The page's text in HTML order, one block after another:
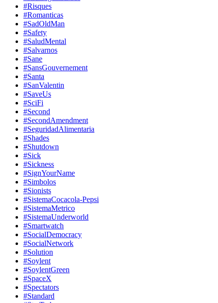
#Risques
#Romanticas
#SadOldMan
#Safety
#SaludMental
#Salvarnos
#Sane
#SansGouvernement
#Santa
#SanValentin
#SaveUs
#SciFi
#Second
#SecondAmendment
#SeguridadAlimentaria
#Shades
#Shutdown
#Sick
#Sickness
#SignYourName
#Simbolos
#Sionists
#SistemaCocacola-Pepsi
#SistemaMetrico
#SistemaUnderworld
#Smartwatch
#SocialDemocracy
#SocialNetwork
#Solution
#Soylent
#SoylentGreen
#SpaceX
#Spectators
#Standard